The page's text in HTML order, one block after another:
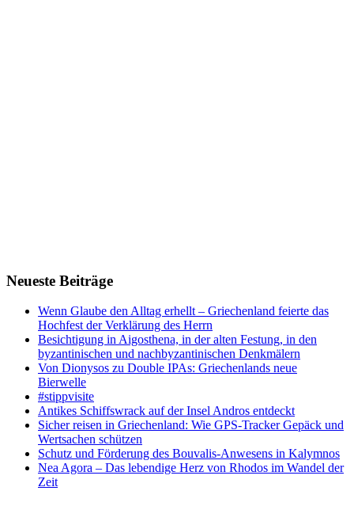
Neueste Beiträge
Wenn Glaube den Alltag erhellt – Griechenland feierte das
Hochfest der Verklärung des Herrn
Besichtigung in Aigosthena, in der alten Festung, in den
byzantinischen und nachbyzantinischen Denkmälern
Von Dionysos zu Double IPAs: Griechenlands neue
Bierwelle
#stippvisite
Antikes Schiffswrack auf der Insel Andros entdeckt
Sicher reisen in Griechenland: Wie GPS-Tracker Gepäck und
Wertsachen schützen
Schutz und Förderung des Bouvalis-Anwesens in Kalymnos
Nea Agora – Das lebendige Herz von Rhodos im Wandel der
Zeit